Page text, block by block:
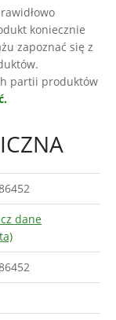
koniecznie
zapoznać się z
partii produktów
dane